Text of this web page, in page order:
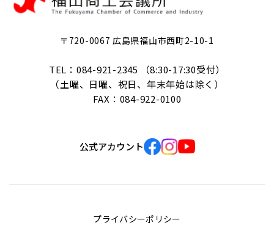
〒720-0067 広島県福山市西町2-10-1
TEL：084-921-2345 （8:30-17:30受付）
（土曜、日曜、祝日、年末年始は除く）
FAX：084-922-0100
公式アカウント
プライバシーポリシー